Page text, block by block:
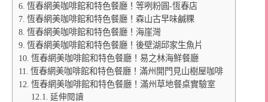
恆春網美咖啡館和特色餐廳！等咧粉圓-恆春店
恆春網美咖啡館和特色餐廳！森山古早味鹹粿
恆春網美咖啡館和特色餐廳！海崖灣
恆春網美咖啡館和特色餐廳！後壁湖邱家生魚片
恆春網美咖啡館和特色餐廳！易之林海鮮餐廳
恆春網美咖啡館和特色餐廳！滿州開門見山樹屋咖啡
恆春網美咖啡館和特色餐廳！滿州草地餐桌實驗室
延伸閱讀